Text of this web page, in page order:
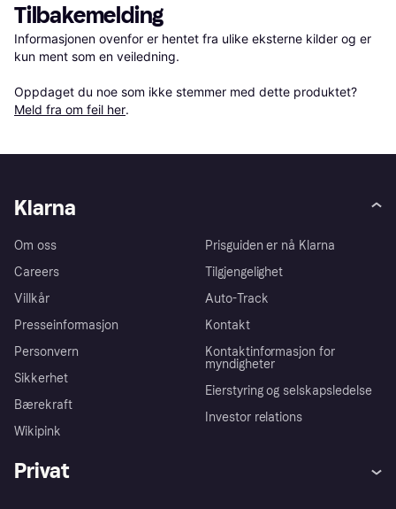
Tilbakemelding
Informasjonen ovenfor er hentet fra ulike eksterne kilder og er
kun ment som en veiledning.
Oppdaget du noe som ikke stemmer med dette produktet?
Meld fra om feil her.
Klarna
Om oss
Careers
Villkår
Presseinformasjon
Personvern
Sikkerhet
Bærekraft
Wikipink
Prisguiden er nå Klarna
Tilgjengelighet
Auto-Track
Kontakt
Kontaktinformasjon for
myndigheter
Eierstyring og selskapsledelse
Investor relations
Privat